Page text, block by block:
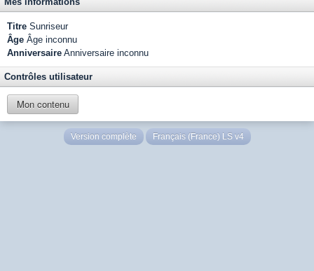
Titre Sunriseur
Âge Âge inconnu
Anniversaire Anniversaire inconnu
Contrôles utilisateur
Mon contenu
Version complète Français (France) LS v4